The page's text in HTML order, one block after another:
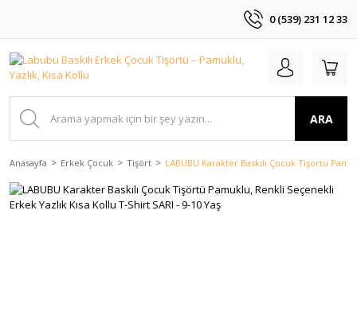
0 (539) 231 12 33
ARA
Anasayfa Erkek Çocuk Tişört LABUBU Karakter Baskılı Çocuk Tişörtü